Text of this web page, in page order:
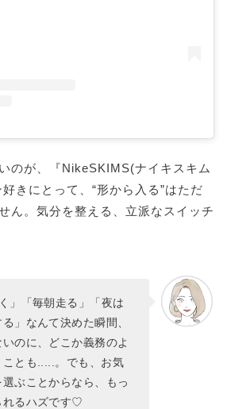
のが、『NikeSKIMS(ナイキスキム
きにとって、“形から入る”はただ
ん。気分を整える、立派なスイッチ
」「毎朝走る」「夜は
」なんて決めた瞬間、
のに、どこか義務のよ
ことも.....。でも、お気
ぶことからなら、もっ
れるハズです♡